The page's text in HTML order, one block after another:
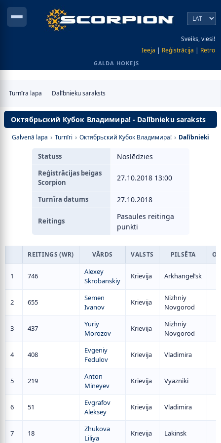
Sveiks, viesi!
Ieeja | Reģistrācija | Retro
GALDA HOKEJS
Turnīra lapa Dalībnieku saraksts
Октябрьский Кубок Владимира! - Dalībnieku saraksts
Galvenā lapa › Turnīri › Октябрьский Кубок Владимира! › Dalībnieki
Statuss Noslēdzies
Reģistrācijas beigas
Scorpion
27.10.2018 13:00
Turnīra datums 27.10.2018
Reitings
Pasaules reitinga
punkti
REITINGS (WR) VĀRDS VALSTS PILSĒTA
1 746
Alexey
Skrobanskiy
Krievija Arkhangel’sk
2 655
Semen
Ivanov
Krievija
Nizhniy
Novgorod
3 437
Yuriy
Morozov
Krievija
Nizhniy
Novgorod
4 408
Evgeniy
Fedulov
Krievija Vladimira
5 219
Anton
Mineyev
Krievija Vyazniki
6 51
Evgrafov
Aleksey
Krievija Vladimira
7 18
Zhukova
Liliya
Krievija Lakinsk